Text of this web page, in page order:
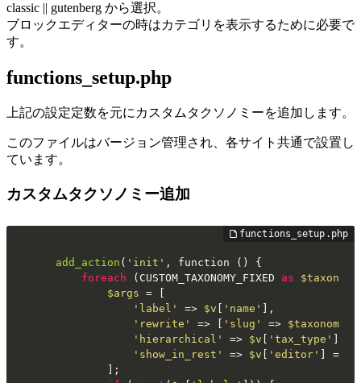
classic || gutenberg から選択。
ブロックエディターの時はカテゴリを表示するために必要で
す。
functions_setup.php
上記の設定定数を元にカスタムタクソノミーを追加します。
このファイルはバージョン管理され、各サイト共通で設置し
ています。
カスタムタクソノミー追加
add_action ( 'init' , function () {
foreach (CUSTOM_TAXONOMY_FIXED as $taxonomy
$args = [
'label'
=> $v [ 'name' ],
'rewrite'
=> [ 'slug' => $taxonomy
'hierarchical'
=> $v [ 'tax_type' ]
'show_in_rest'
=> $v [ 'editor' ] ===